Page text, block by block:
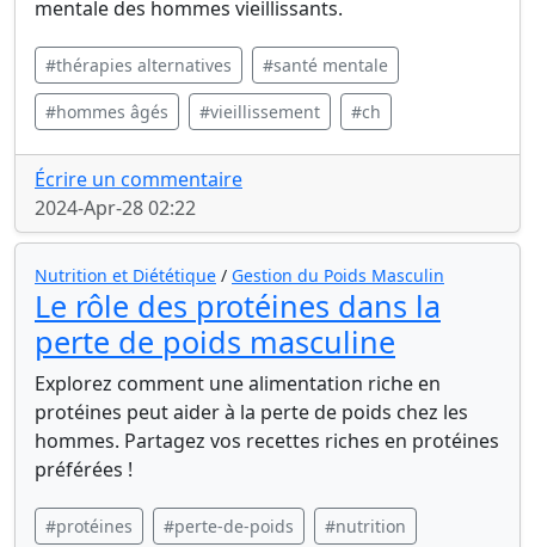
mentale des hommes vieillissants.
#thérapies alternatives #santé mentale
#hommes âgés #vieillissement #ch
Écrire un commentaire
2024-Apr-28 02:22
Nutrition et Diététique / Gestion du Poids Masculin
Le rôle des protéines dans la
perte de poids masculine
Explorez comment une alimentation riche en
protéines peut aider à la perte de poids chez les
hommes. Partagez vos recettes riches en protéines
préférées !
#protéines #perte-de-poids #nutrition